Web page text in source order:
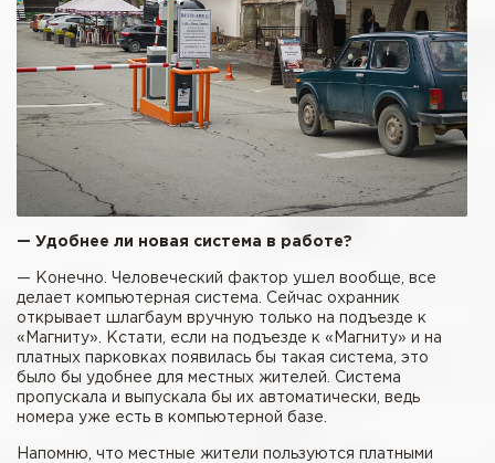
— Удобнее ли новая система в работе?
— Конечно. Человеческий фактор ушел вообще, все
делает компьютерная система. Сейчас охранник
открывает шлагбаум вручную только на подъезде к
«Магниту». Кстати, если на подъезде к «Магниту» и на
платных парковках появилась бы такая система, это
было бы удобнее для местных жителей. Система
пропускала и выпускала бы их автоматически, ведь
номера уже есть в компьютерной базе.
Напомню, что местные жители пользуются платными